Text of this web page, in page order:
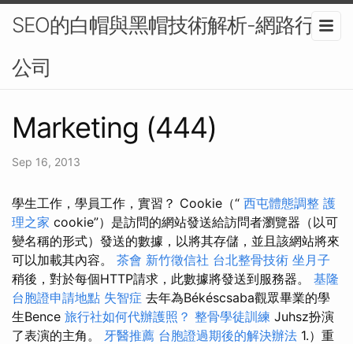
SEO的白帽與黑帽技術解析-網路行銷
公司
Marketing (444)
Sep 16, 2013
學生工作，學員工作，實習？ Cookie（“ 西屯體態調整 護
理之家 cookie”）是訪問的網站發送給訪問者瀏覽器（以可
變名稱的形式）發送的數據，以將其存儲，並且該網站將來
可以加載其內容。 茶會 新竹徵信社 台北整骨技術 坐月子
稍後，對於每個HTTP請求，此數據將發送到服務器。 基隆
台胞證申請地點 失智症 去年為Békéscsaba觀眾畢業的學
生Bence 旅行社如何代辦護照？ 整骨學徒訓練 Juhsz扮演
了表演的主角。 牙醫推薦 台胞證過期後的解決辦法 1.）重